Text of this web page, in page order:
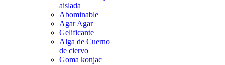
aislada
Abominable
Agar Agar
Gelificante
Alga de Cuerno
de ciervo
Goma konjac